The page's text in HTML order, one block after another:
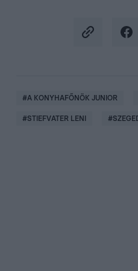
#A KONYHAFŐNÖK JUNIOR
#STIEFVATER LENI #